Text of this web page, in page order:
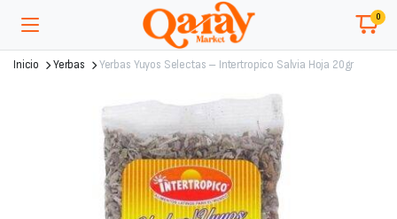
0
Inicio Yerbas Yerbas Yuyos Selectas – Intertropico Salvia Hoja 20gr